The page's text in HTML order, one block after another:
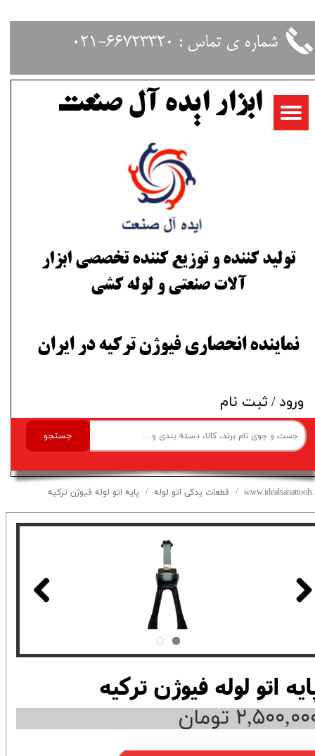
شماره ی تماس : 66723320-021
جستجو
ابزار ایده آل صنعت
تولید کننده و توزیع کننده تخصصی ابزار
آلات صنعتی و لوله کشی
​نماینده انحصاری فیوژن ترکیه در ایران
ورود/ ثبت نام
حساب کاربری من
تغییر گذر واژه
سفارشات
خروج از حساب کاربری
قطعات یدکی اتو لوله پایه اتو لوله فیوژن ترکیه
اتو لوله فیوژن ترکیه
تومان